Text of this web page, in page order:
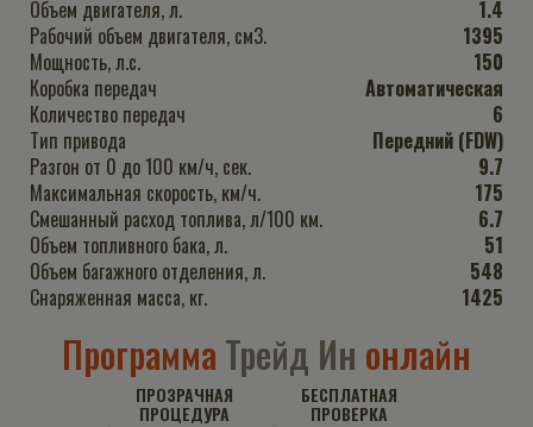
Объем двигателя, л.
1.4
Рабочий объем двигателя, см3.
1395
Мощность, л.с.
150
Коробка передач
Автоматическая
Количество передач
6
Тип привода
Передний (FDW)
Разгон от 0 до 100 км/ч, сек.
9.7
Максимальная скорость, км/ч.
175
Смешанный расход топлива, л/100 км.
6.7
Объем топливного бака, л.
51
Объем багажного отделения, л.
548
Снаряженная масса, кг.
1425
ПрограммаТрейд Ин онлайн
ПРОЗРАЧНАЯ
ПРОЦЕДУРА
БЕСПЛАТНАЯ
ПРОВЕРКА